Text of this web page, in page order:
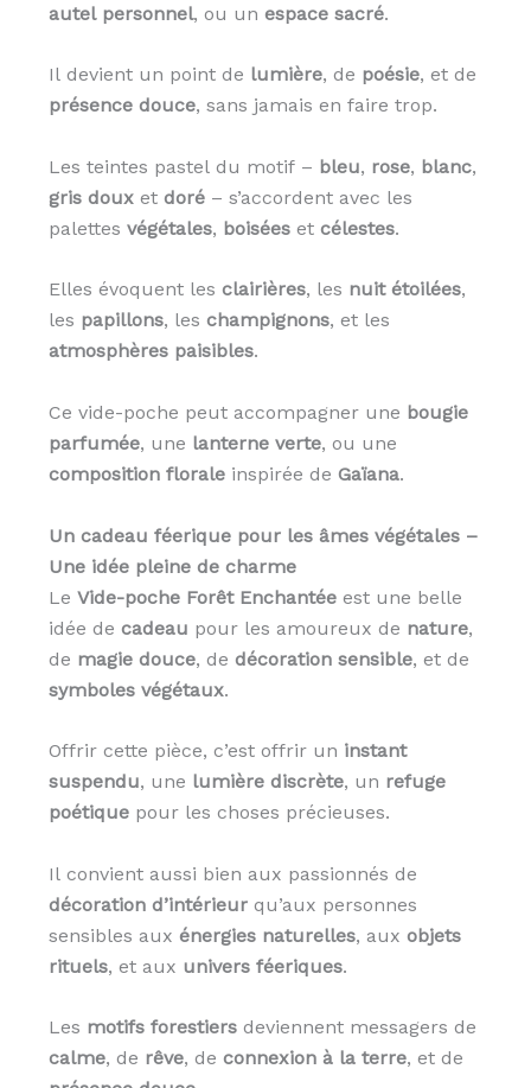
autel personnel, ou un espace sacré.
Il devient un point de lumière, de poésie, et de
présence douce, sans jamais en faire trop.
Les teintes pastel du motif – bleu, rose, blanc,
gris douxet doré– s’accordent avec les
palettes végétales, boiséeset célestes.
Elles évoquent les clairières, les nuit étoilées,
les papillons, les champignons, et les
atmosphères paisibles.
Ce vide-poche peut accompagner une bougie
parfumée, une lanterne verte, ou une
composition floraleinspirée de Gaïana.
Un cadeau féerique pour les âmes végétales –
Une idée pleine de charme
Le Vide-poche Forêt Enchantéeest une belle
idée de cadeau pour les amoureux de nature,
de magie douce, de décoration sensible, et de
symboles végétaux.
Offrir cette pièce, c’est offrir un instant
suspendu, une lumière discrète, un refuge
poétiquepour les choses précieuses.
Il convient aussi bien aux passionnés de
décoration d’intérieurqu’aux personnes
sensibles aux énergies naturelles, aux objets
rituels, et aux univers féeriques.
Les motifs forestiersdeviennent messagers de
calme, de rêve, de connexion à la terre, et de